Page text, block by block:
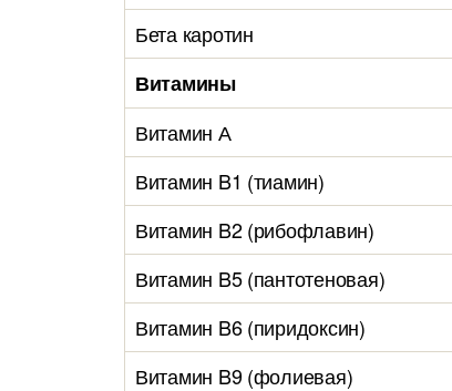
Бета каротин
Витамины
Витамин А
Витамин B1 (тиамин)
Витамин B2 (рибофлавин)
Витамин B5 (пантотеновая)
Витамин B6 (пиридоксин)
Витамин B9 (фолиевая)